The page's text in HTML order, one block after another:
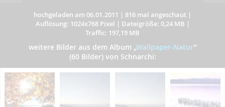
hochgeladen am 06.01.2011 | 816 mal angeschaut |
Auflösung: 1024x768 Pixel | Dateigröße: 0,24 MB |
Traffic: 197,19 MB
weitere Bilder aus dem Album „Wallpaper-Natur”
(60 Bilder) von Schnarchi: